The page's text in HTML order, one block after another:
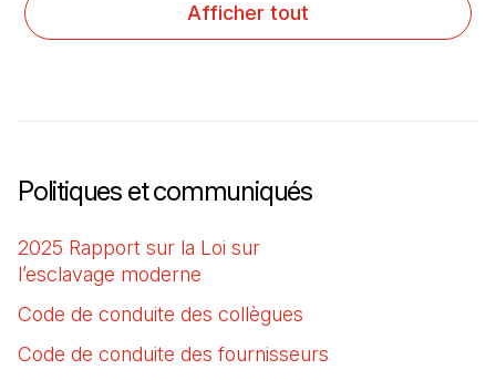
Afficher tout
Politiques et communiqués
2025 Rapport sur la Loi sur
l’esclavage moderne
Code de conduite des collègues
Code de conduite des fournisseurs